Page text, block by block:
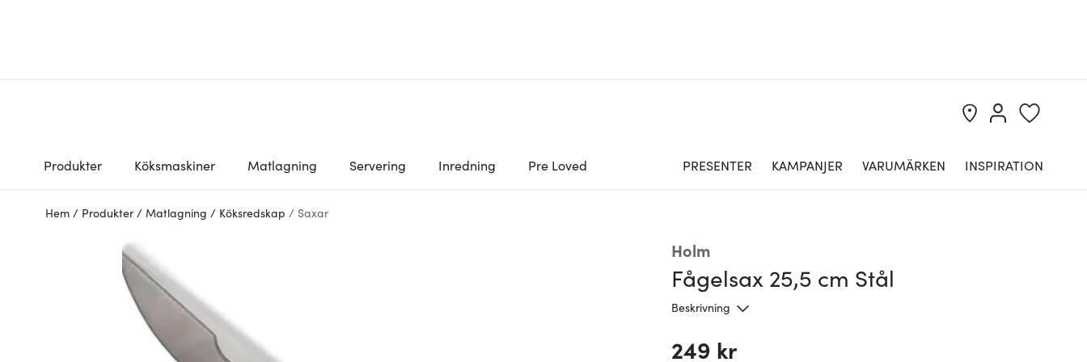
Produkter Köksmaskiner Matlagning Servering Inredning Pre Loved PRESENTER KAMPANJER VARUMÄRKEN INSPIRATION
Hem / Produkter / Matlagning / Köksredskap / Saxar
Holm
Fågelsax 25,5 cm Stål
Beskrivning
249 kr